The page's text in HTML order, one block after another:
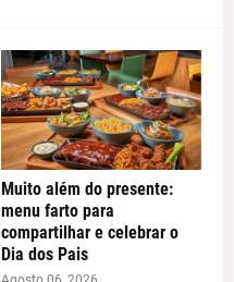
Muito além do presente:
menu farto para
compartilhar e celebrar o
Dia dos Pais